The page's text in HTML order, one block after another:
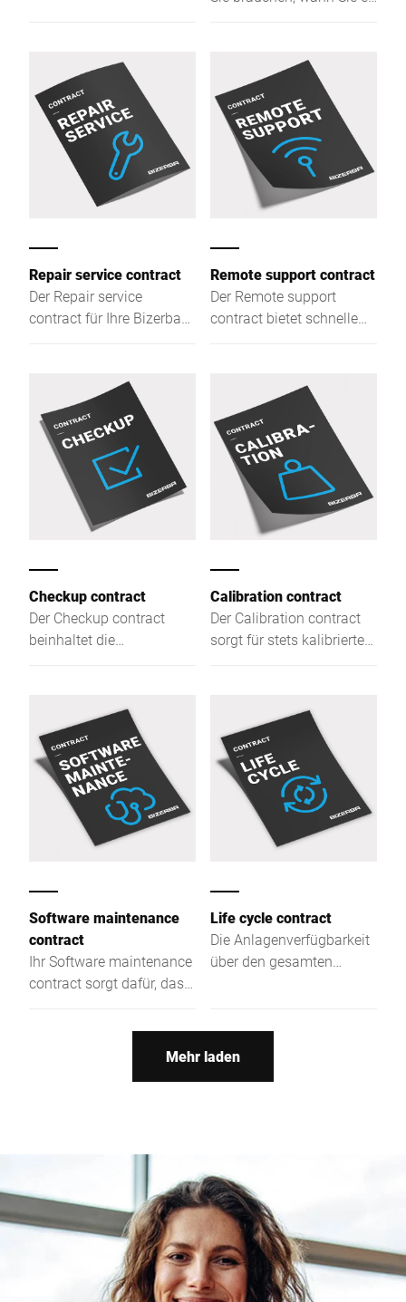
Ihnen vielfältige
Leistungen,
maßgeschneidert für Ihre
individuellen
Anforderungen und mit
planbaren Kosten.
Repair service contract
Der Repair service
contract für Ihre Bizerba
planbaren Kosten.
Remote support contract
Der Remote support
contract bietet schnelle
Fernzugriff und Telefon.
Checkup contract
Der Checkup contract
beinhaltet die
und Geräten durch den
Bizerba Service.
Calibration contract
Der Calibration contract
sorgt für stets kalibrierte
Software maintenance
contract
Ihr Software maintenance
contract sorgt dafür, dass
Life cycle contract
Die Anlagenverfügbarkeit
über den gesamten
Leistungspaket mit festen
Mehr laden